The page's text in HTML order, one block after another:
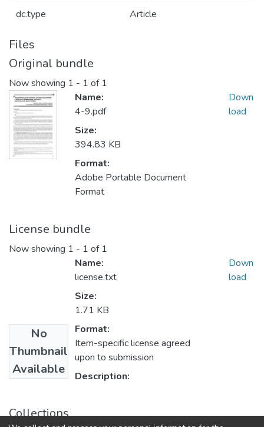
dc.type Article
Files
Original bundle
Now showing 1 - 1 of 1
Name:
4-9.pdf
Size:
394.83 KB
Format:
Adobe Portable Document
Format
Down
load
License bundle
Now showing 1 - 1 of 1
No
Thumbnail
Available
Name:
license.txt
Size:
1.71 KB
Format:
Item-specific license agreed
upon to submission
Description:
Down
load
Collections